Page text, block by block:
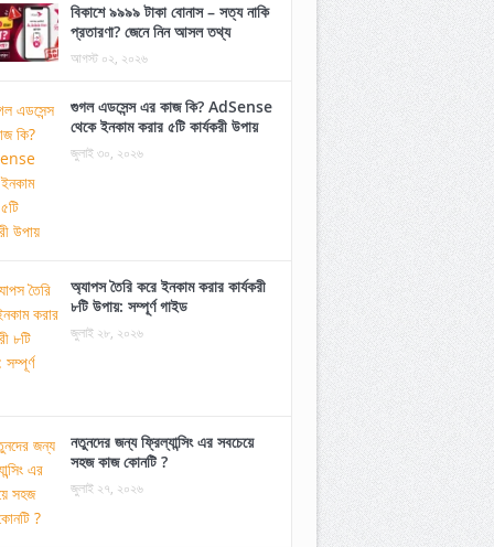
বিকাশে ৯৯৯৯ টাকা বোনাস – সত্য নাকি
প্রতারণা? জেনে নিন আসল তথ্য
আগস্ট ০২, ২০২৬
গুগল এডসেন্স এর কাজ কি? AdSense
থেকে ইনকাম করার ৫টি কার্যকরী উপায়
জুলাই ৩০, ২০২৬
অ্যাপস তৈরি করে ইনকাম করার কার্যকরী
৮টি উপায়: সম্পূর্ণ গাইড
জুলাই ২৮, ২০২৬
নতুনদের জন্য ফ্রিল্যান্সিং এর সবচেয়ে
সহজ কাজ কোনটি ?
জুলাই ২৭, ২০২৬